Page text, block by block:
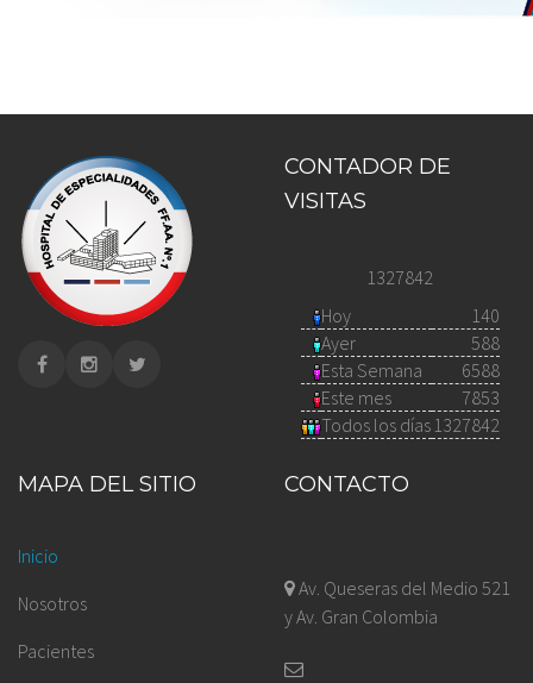
CONTADOR DE
VISITAS
1327842
Hoy
140
Ayer
588
Esta Semana
6588
Este mes
7853
Todos los días 1327842
MAPA DEL SITIO
Inicio
Nosotros
Pacientes
CONTACTO
Av. Queseras del Medio 521
y Av. Gran Colombia